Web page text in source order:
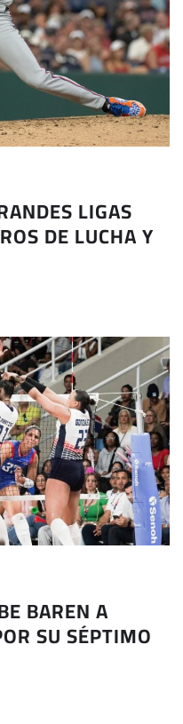
LIGAS
DE LUCHA Y
BAREN A
SU SÉPTIMO